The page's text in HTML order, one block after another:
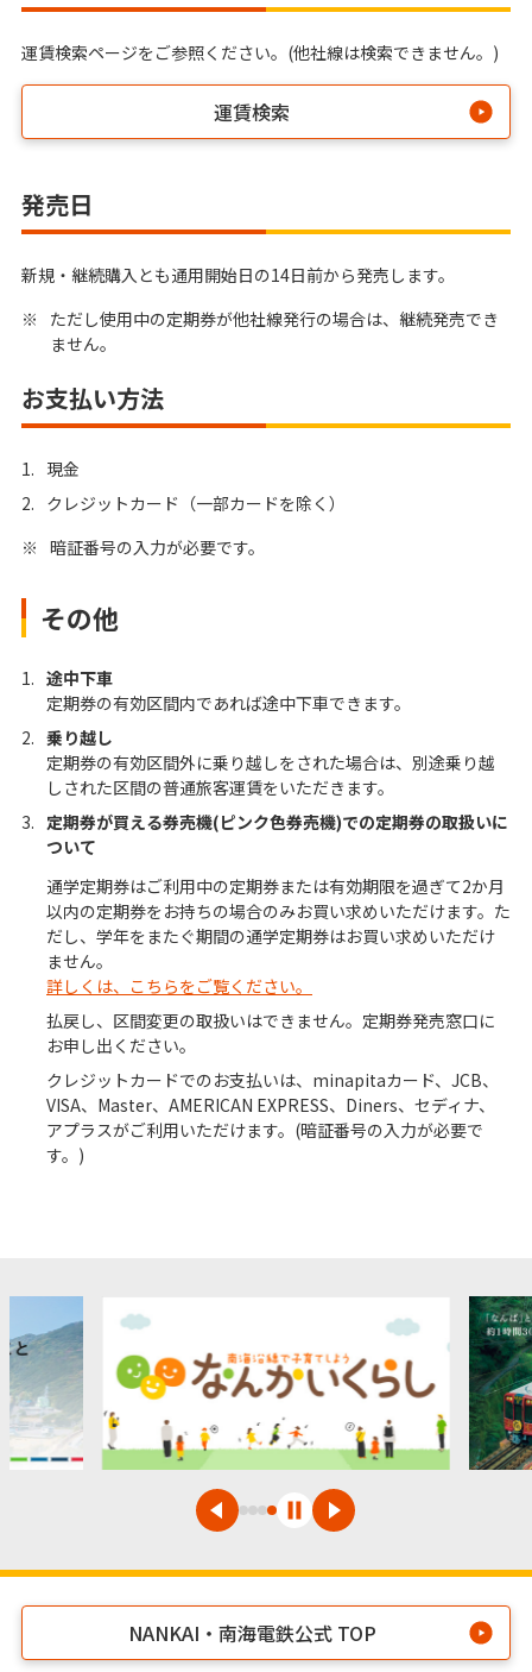
運賃検索ページをご参照ください。(他社線は検索できません。)
運賃検索
発売日
新規・継続購入とも通用開始日の14日前から発売します。
※
ただし使用中の定期券が他社線発行の場合は、継続発売でき
ません。
お支払い方法
1. 現金
2. クレジットカード（一部カードを除く）
※ 暗証番号の入力が必要です。
その他
1. 途中下車
定期券の有効区間内であれば途中下車できます。
2. 乗り越し
定期券の有効区間外に乗り越しをされた場合は、別途乗り越
しされた区間の普通旅客運賃をいただきます。
3. 定期券が買える券売機(ピンク色券売機)での定期券の取扱いに
ついて
通学定期券はご利用中の定期券または有効期限を過ぎて2か月
以内の定期券をお持ちの場合のみお買い求めいただけます。た
だし、学年をまたぐ期間の通学定期券はお買い求めいただけ
ません。
詳しくは、こちらをご覧ください。
払戻し、区間変更の取扱いはできません。定期券発売窓口に
お申し出ください。
クレジットカードでのお支払いは、minapitaカード、JCB、
VISA、Master、AMERICAN EXPRESS、Diners、セディナ、
アプラスがご利用いただけます。(暗証番号の入力が必要で
す。)
NANKAI・南海電鉄公式 TOP